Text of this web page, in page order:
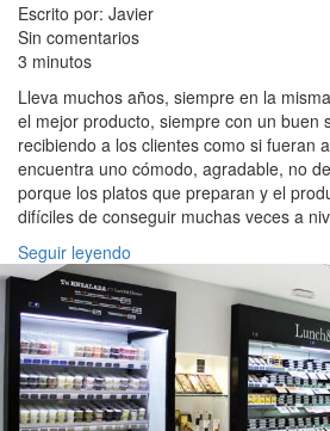
Escrito por: Javier
Sin comentarios
3 minutos
Lleva muchos años, siempre en la
el mejor producto, siempre con un buen
recibiendo a los clientes como si fueran
encuentra uno cómodo, agradable, no
porque los platos que preparan y el
difíciles de conseguir muchas veces a
Seguir leyendo